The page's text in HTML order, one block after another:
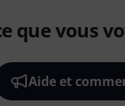
que vous
Aide et